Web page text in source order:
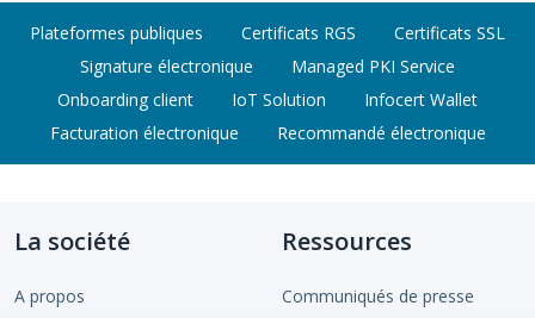
Plateformes publiques Certificats RGS
Certificats SSL
Signature électronique
Managed PKI Service
Onboarding client
IoT Solution
Infocert Wallet
Facturation électronique
Recommandé électronique
La société
A propos
Ressources
Communiqués de presse